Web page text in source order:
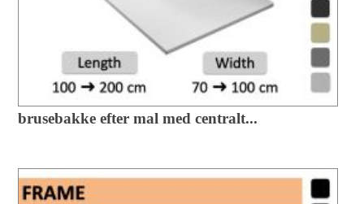
brusebakke efter mal med centralt...